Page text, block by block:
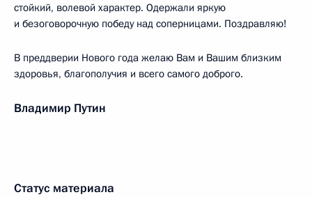
стойкий, волевой характер. Одержали яркую
и безоговорочную победу над соперницами. Поздравляю!
В преддверии Нового года желаю Вам и Вашим близким
здоровья, благополучия и всего самого доброго.
Владимир Путин
Статус материала